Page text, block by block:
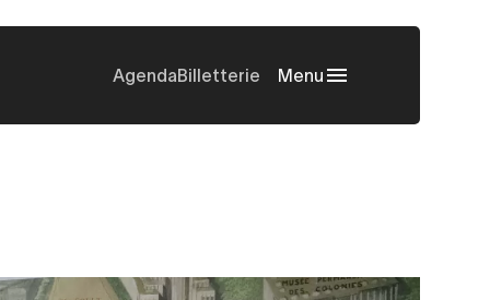
AgendaBilletterie Menu